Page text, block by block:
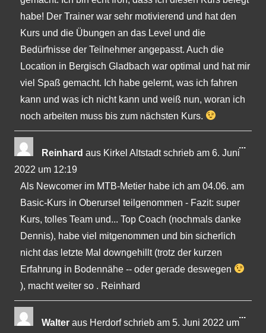
habe! Der Trainer war sehr motivierend und hat den
Kurs und die Übungen an das Level und die
Bedürfnisse der Teilnehmer angepasst. Auch die
Location in Bergisch Gladbach war optimal und hat mir
viel Spaß gemacht. Ich habe gelernt, was ich fahren
kann und was ich nicht kann und weiß nun, woran ich
noch arbeiten muss bis zum nächsten Kurs.
Reinhard aus Kirkel Altstadt schrieb am 6. Juni
2022 um 12:19
Als Newcomer im MTB-Metier habe ich am 04.06. am
Basic-Kurs in Oberursel teilgenommen - Fazit: super
Kurs, tolles Team und... Top Coach (nochmals danke
Dennis), habe viel mitgenommen und bin sicherlich
nicht das letzte Mal downgehillt (trotz der kurzen
Erfahrung in Bodennähe -- oder gerade deswegen
), macht weiter so . Reinhard
...
Walter aus Herdorf schrieb am 5. Juni 2022 um
...